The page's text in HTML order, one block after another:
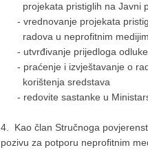
projekata pristiglih na Javni
- vrednovanje projekata
radova u neprofitnim
- utvrđivanje prijedloga odluke
- praćenje i izvještavanje o
korištenja sredstava
- redovite sastanke u
4. Kao član Stručnoga
pozivu za potporu neprofitnim